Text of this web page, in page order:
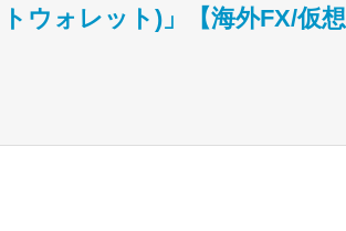
ウォレット)」【海外FX/仮想